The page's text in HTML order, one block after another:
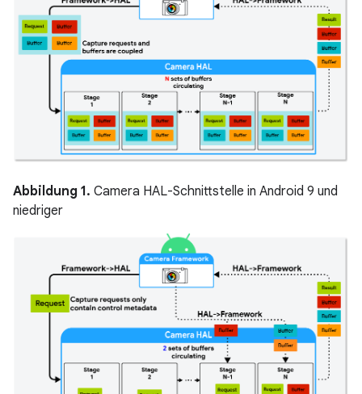
Abbildung 1. Camera HAL-Schnittstelle in Android 9 und
niedriger